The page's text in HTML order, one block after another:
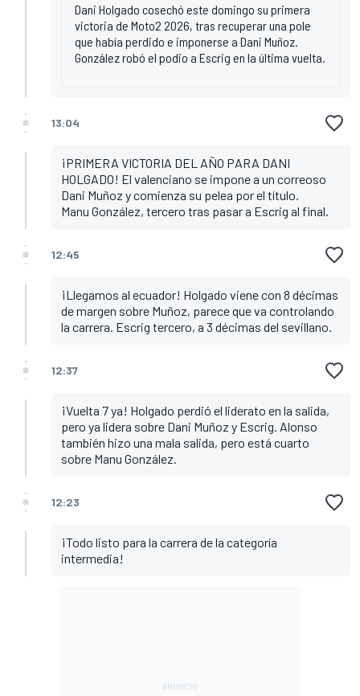
Dani Holgado cosechó este domingo su primera
victoria de Moto2 2026, tras recuperar una pole
que había perdido e imponerse a Dani Muñoz.
González robó el podio a Escrig en la última vuelta.
13:04
¡PRIMERA VICTORIA DEL AÑO PARA DANI
HOLGADO! El valenciano se impone a un correoso
Dani Muñoz y comienza su pelea por el título.
Manu González, tercero tras pasar a Escrig al final.
12:45
¡Llegamos al ecuador! Holgado viene con 8 décimas
de margen sobre Muñoz, parece que va controlando
la carrera. Escrig tercero, a 3 décimas del sevillano.
12:37
¡Vuelta 7 ya! Holgado perdió el liderato en la salida,
pero ya lidera sobre Dani Muñoz y Escrig. Alonso
también hizo una mala salida, pero está cuarto
sobre Manu González.
12:23
¡Todo listo para la carrera de la categoría
intermedia!